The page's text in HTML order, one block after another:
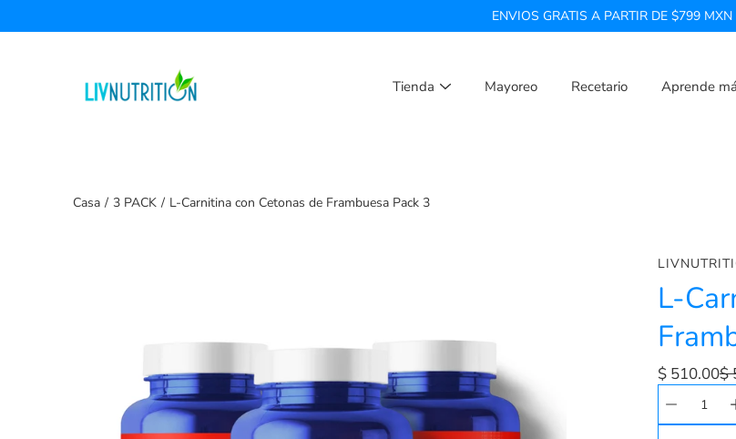
a
ENVIOS GRATIS A PARTIR DE $799 MXN
Tienda Mayoreo Recetario Aprende
Buscar
Casa / 3 PACK / L-Carnitina con Cetonas de Frambuesa Pack 3
L-
$ 510.00$
variante